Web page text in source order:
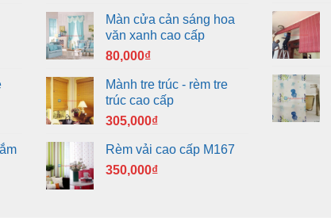
Màn cửa cản sáng hoa
văn xanh cao cấp
80,000₫
Mành tre trúc - rèm tre
trúc cao cấp
305,000₫
Rèm vải cao cấp M167
350,000₫